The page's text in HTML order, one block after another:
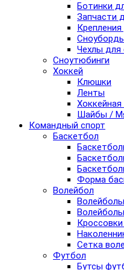
Ботинки
Запчасти
Чехлы для
Сноутюбинги
Хоккей
Клюшки
Ленты
Хоккейная
Шайбы /
Командный спорт
Баскетбол
Форма
Волейбол
Сетка
Футбол
Бутсы